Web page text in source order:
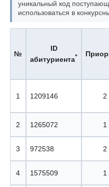
уникальный код
использоваться в
№
ID
абитуриента*
1 1209146 2
2 1265072 1
3 972538 2
4 1575509 1